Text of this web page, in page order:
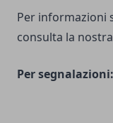
Per informazioni
consulta la
Per segnalazioni: